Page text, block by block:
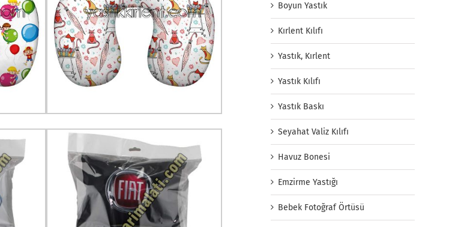
Boyun Yastık
Kırlent Kılıfı
Yastık, Kırlent
Yastık Kılıfı
Yastık Baskı
Seyahat Valiz Kılıfı
Havuz Bonesi
Emzirme Yastığı
Bebek Fotoğraf Örtüsü